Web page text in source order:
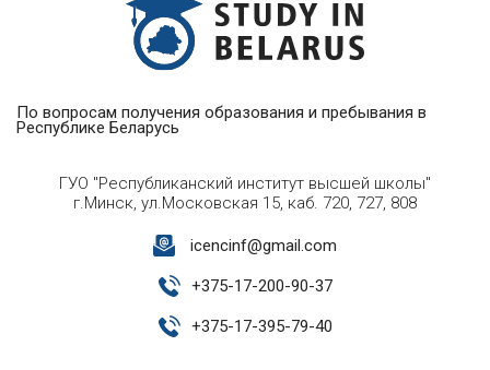
По вопросам получения образования и пребывания в
Республике Беларусь
ГУО "Республиканский институт высшей школы"
г.Минск, ул.Московская 15, каб. 720, 727, 808
icencinf@gmail.com
+375-17-200-90-37
+375-17-395-79-40